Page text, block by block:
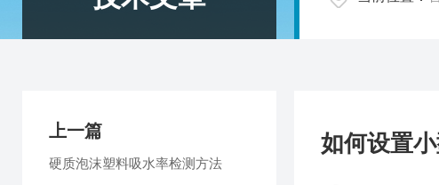
如何设置
上一篇
硬质泡沫塑料吸水率检测方法